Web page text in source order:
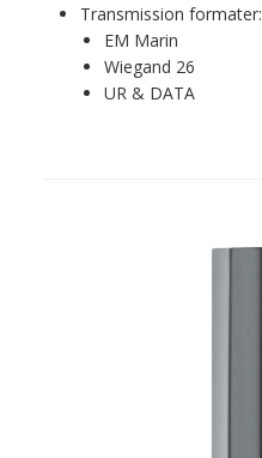
Transmission formater:
EM Marin
Wiegand 26
UR & DATA